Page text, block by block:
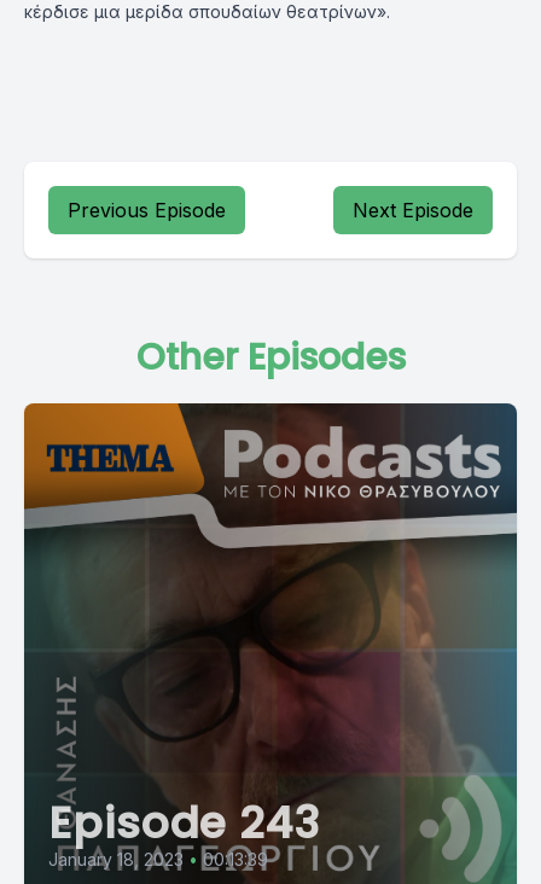
κέρδισε μια μερίδα σπουδαίων θεατρίνων».
Previous Episode Next Episode
Other Episodes
Episode 243
January 18, 2023 • 00:13:39